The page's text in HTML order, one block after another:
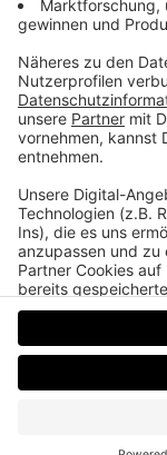
Kein Auftritt
Welche Szenen
gesehen habt,
Pamela
dass wir wohl
Datenschutz